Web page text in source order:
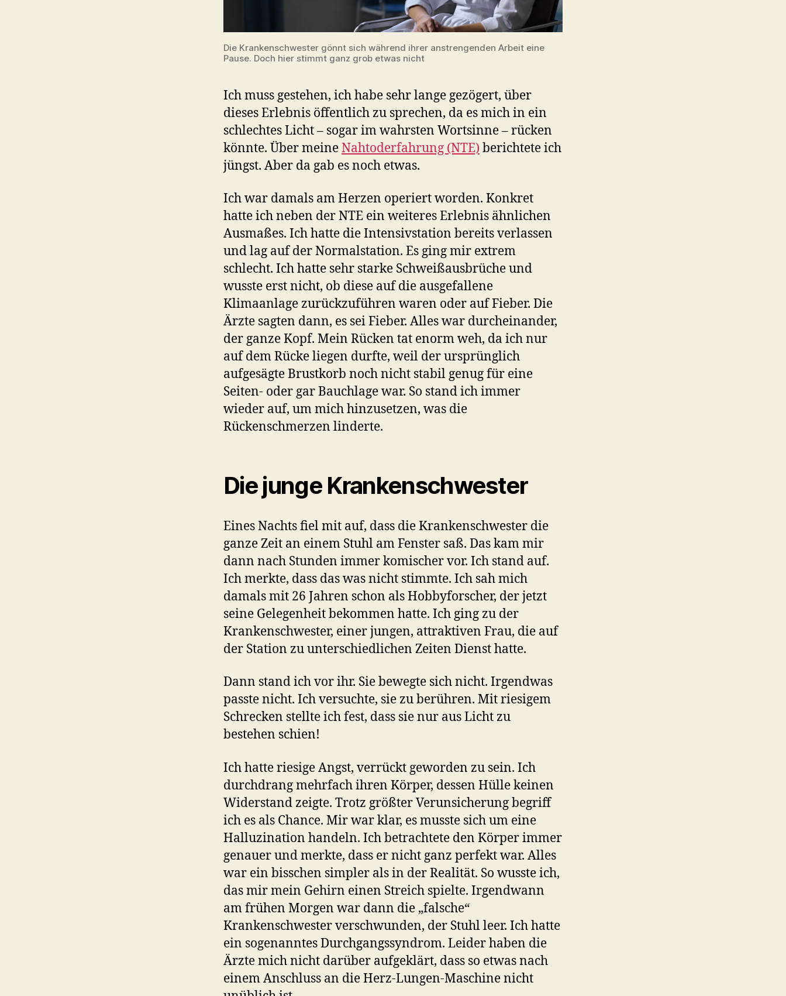
Die Krankenschwester gönnt sich während ihrer anstrengenden Arbeit eine
Pause. Doch hier stimmt ganz grob etwas nicht
Ich muss gestehen, ich habe sehr lange gezögert, über
dieses Erlebnis öffentlich zu sprechen, da es mich in ein
schlechtes Licht – sogar im wahrsten Wortsinne – rücken
könnte. Über meineNahtoderfahrung (NTE) berichtete ich
jüngst. Aber da gab es noch etwas.
Ich war damals am Herzen operiert worden. Konkret
hatte ich neben der NTE ein weiteres Erlebnis ähnlichen
Ausmaßes. Ich hatte die Intensivstation bereits verlassen
und lag auf der Normalstation. Es ging mir extrem
schlecht. Ich hatte sehr starke Schweißausbrüche und
wusste erst nicht, ob diese auf die ausgefallene
Klimaanlage zurückzuführen waren oder auf Fieber. Die
Ärzte sagten dann, es sei Fieber. Alles war durcheinander,
der ganze Kopf. Mein Rücken tat enorm weh, da ich nur
auf dem Rücke liegen durfte, weil der ursprünglich
aufgesägte Brustkorb noch nicht stabil genug für eine
Seiten- oder gar Bauchlage war. So stand ich immer
wieder auf, um mich hinzusetzen, was die
Rückenschmerzen linderte.
Die junge Krankenschwester
Eines Nachts fiel mit auf, dass die Krankenschwester die
ganze Zeit an einem Stuhl am Fenster saß. Das kam mir
dann nach Stunden immer komischer vor. Ich stand auf.
Ich merkte, dass das was nicht stimmte. Ich sah mich
damals mit 26 Jahren schon als Hobbyforscher, der jetzt
seine Gelegenheit bekommen hatte. Ich ging zu der
Krankenschwester, einer jungen, attraktiven Frau, die auf
der Station zu unterschiedlichen Zeiten Dienst hatte.
Dann stand ich vor ihr. Sie bewegte sich nicht. Irgendwas
passte nicht. Ich versuchte, sie zu berühren. Mit riesigem
Schrecken stellte ich fest, dass sie nur aus Licht zu
bestehen schien!
Ich hatte riesige Angst, verrückt geworden zu sein. Ich
durchdrang mehrfach ihren Körper, dessen Hülle keinen
Widerstand zeigte. Trotz größter Verunsicherung begriff
ich es als Chance. Mir war klar, es musste sich um eine
Halluzination handeln. Ich betrachtete den Körper immer
genauer und merkte, dass er nicht ganz perfekt war. Alles
war ein bisschen simpler als in der Realität. So wusste ich,
das mir mein Gehirn einen Streich spielte. Irgendwann
am frühen Morgen war dann die „falsche“
Krankenschwester verschwunden, der Stuhl leer. Ich hatte
ein sogenanntes Durchgangssyndrom. Leider haben die
Ärzte mich nicht darüber aufgeklärt, dass so etwas nach
einem Anschluss an die Herz-Lungen-Maschine nicht